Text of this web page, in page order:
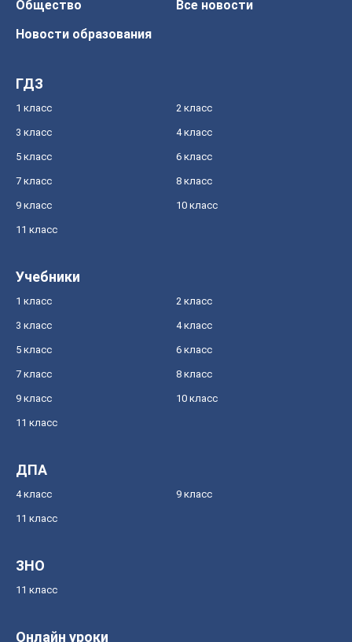
Общество
Все новости
Новости образования
ГДЗ
1 класс 2 класс
3 класс 4 класс
5 класс 6 класс
7 класс 8 класс
9 класс 10 класс
11 класс
Учебники
1 класс 2 класс
3 класс 4 класс
5 класс 6 класс
7 класс 8 класс
9 класс 10 класс
11 класс
ДПА
4 класс 9 класс
11 класс
ЗНО
11 класс
Онлайн уроки